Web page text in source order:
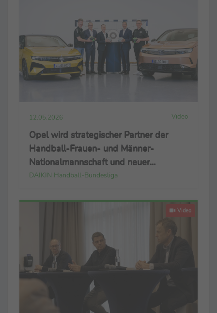
12.05.2026 Video
Opel wird strategischer Partner der
Handball-Frauen- und Männer-
Nationalmannschaft und neuer
Namensgeber der Handball-Bundesliga
DAIKIN Handball-Bundesliga
Video